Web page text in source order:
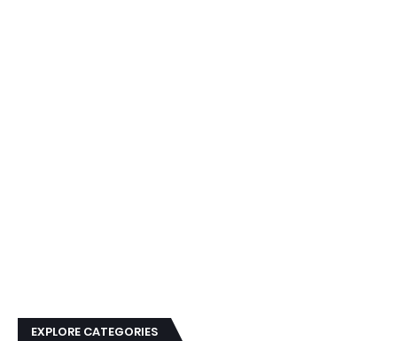
EXPLORE CATEGORIES